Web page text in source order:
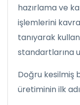
hazırlama ve
işlemlerini
tanıyarak
standartlarına
Doğru kesilmiş
üretiminin ilk